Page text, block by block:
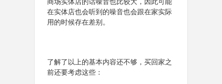
在实体店也会听到的噪音也会跟在家实际
用的时候存在差别。
了解了以上的基本内容还不够，买回家之
前还要考虑这些：